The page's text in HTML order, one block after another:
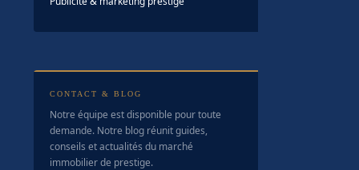
CONTACT & BLOG
Notre équipe est disponible pour toute
demande. Notre blog réunit guides,
conseils et actualités du marché
immobilier de prestige.